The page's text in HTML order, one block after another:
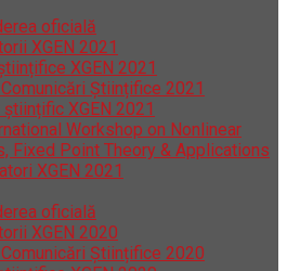
oficială
XGEN 2021
XGEN 2021
Științifice 2021
XGEN 2021
Workshop on Nonlinear
Fixed Point Theory & Applications
XGEN 2021
oficială
XGEN 2020
Științifice 2020